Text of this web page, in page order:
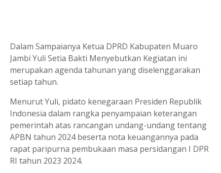
Dalam Sampaianya Ketua DPRD Kabupaten Muaro
Jambi Yuli Setia Bakti Menyebutkan Kegiatan ini
merupakan agenda tahunan yang diselenggarakan
setiap tahun.
Menurut Yuli, pidato kenegaraan Presiden Republik
Indonesia dalam rangka penyampaian keterangan
pemerintah atas rancangan undang-undang tentang
APBN tahun 2024 beserta nota keuangannya pada
rapat paripurna pembukaan masa persidangan I DPR
RI tahun 2023 2024.